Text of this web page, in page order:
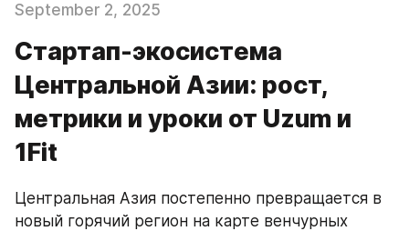
September 2, 2025
Стартап-экосистема
Центральной Азии: рост,
метрики и уроки от Uzum и
1Fit
Центральная Азия постепенно превращается в
новый горячий регион на карте венчурных